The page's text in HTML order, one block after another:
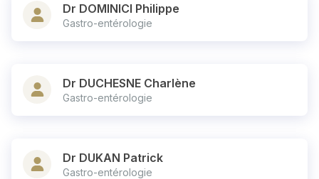
Dr DOMINICI Philippe
Gastro-entérologie
Dr DUCHESNE Charlène
Gastro-entérologie
Dr DUKAN Patrick
Gastro-entérologie